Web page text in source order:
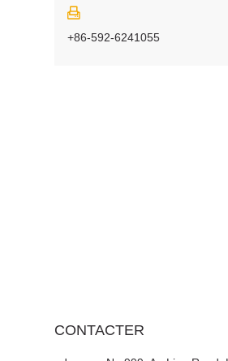

+86-592-6241055
CONTACTER